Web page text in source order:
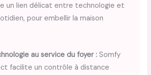
un lien délicat entre technologie et
pour embellir la maison
au service du foyer :Somfy
facilite un contrôle à distance